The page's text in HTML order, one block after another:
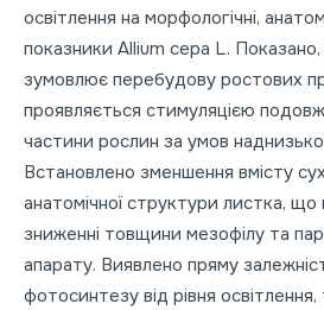
освітлення на морфологічні,
показники Allium cepa L.
зумовлює перебудову ростових
проявляється стимуляцією
частини рослин за умов
Встановлено зменшення вмісту
анатомічної структури листка, що
зниженні товщини мезофілу та
апарату. Виявлено пряму
фотосинтезу від рівня освітлення,